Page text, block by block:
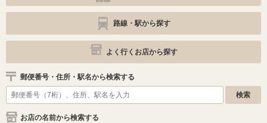
路線・駅から探す
よく行くお店から探す
郵便番号・住所・駅名から検索する
お店の名前から検索する